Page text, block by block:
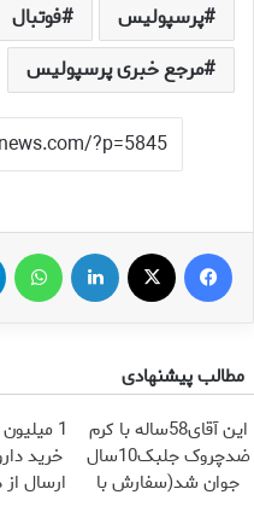
پرسپولیس فوتبال
مرجع خبری پرسپولیس
فیس بوک لینکدین
مطالب پیشنهادی
این آقای58ساله با کرم
ضدچروک جلبک10سال
جوان شد(سفارش با
1
خرید
ارسال